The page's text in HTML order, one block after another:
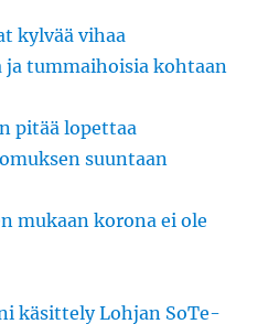
kylvää vihaa
tummaihoisia kohtaan
pitää lopettaa
suuntaan
mukaan korona ei ole
käsittely Lohjan SoTe-